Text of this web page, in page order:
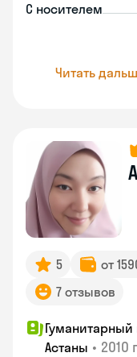
С носителем
Читать
5 от
7 отзывов
Астаны • 2010